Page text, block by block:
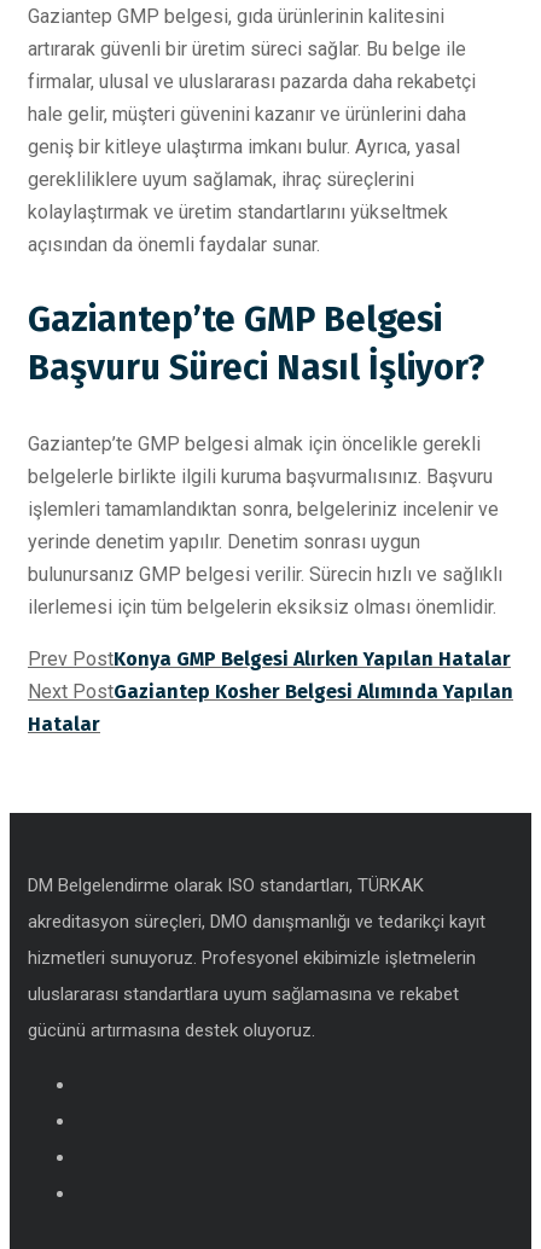
Gaziantep GMP belgesi, gıda ürünlerinin kalitesini
artırarak güvenli bir üretim süreci sağlar. Bu belge ile
firmalar, ulusal ve uluslararası pazarda daha rekabetçi
hale gelir, müşteri güvenini kazanır ve ürünlerini daha
geniş bir kitleye ulaştırma imkanı bulur. Ayrıca, yasal
gerekliliklere uyum sağlamak, ihraç süreçlerini
kolaylaştırmak ve üretim standartlarını yükseltmek
açısından da önemli faydalar sunar.
Gaziantep’te GMP Belgesi
Başvuru Süreci Nasıl İşliyor?
Gaziantep’te GMP belgesi almak için öncelikle gerekli
belgelerle birlikte ilgili kuruma başvurmalısınız. Başvuru
işlemleri tamamlandıktan sonra, belgeleriniz incelenir ve
yerinde denetim yapılır. Denetim sonrası uygun
bulunursanız GMP belgesi verilir. Sürecin hızlı ve sağlıklı
ilerlemesi için tüm belgelerin eksiksiz olması önemlidir.
Prev PostKonya GMP Belgesi Alırken Yapılan Hatalar
Next PostGaziantep Kosher Belgesi Alımında Yapılan
Hatalar
DM Belgelendirme olarak ISO standartları, TÜRKAK
akreditasyon süreçleri, DMO danışmanlığı ve tedarikçi kayıt
hizmetleri sunuyoruz. Profesyonel ekibimizle işletmelerin
uluslararası standartlara uyum sağlamasına ve rekabet
gücünü artırmasına destek oluyoruz.